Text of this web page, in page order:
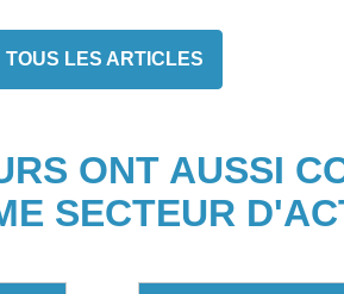
TOUS LES ARTICLES
ONT AUSSI
SECTEUR